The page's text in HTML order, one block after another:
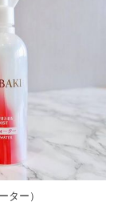
ター）